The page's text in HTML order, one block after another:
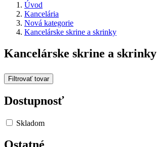
Úvod
Kancelária
Nová kategorie
Kancelárske skrine a skrinky
Kancelárske skrine a skrinky
Filtrovať tovar
Dostupnosť
Skladom
Ostatné